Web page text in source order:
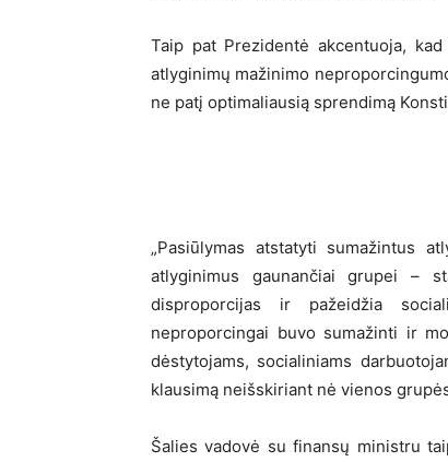
Taip pat Prezidentė akcentuoja,
atlyginimų mažinimo
ne patį optimaliausią sprendimą
„Pasiūlymas atstatyti sumažintus
atlyginimus gaunančiai grupei –
disproporcijas ir pažeidžia
neproporcingai buvo sumažinti ir
dėstytojams, socialiniams
klausimą neišskiriant nė vienos
Šalies vadovė su finansų ministru